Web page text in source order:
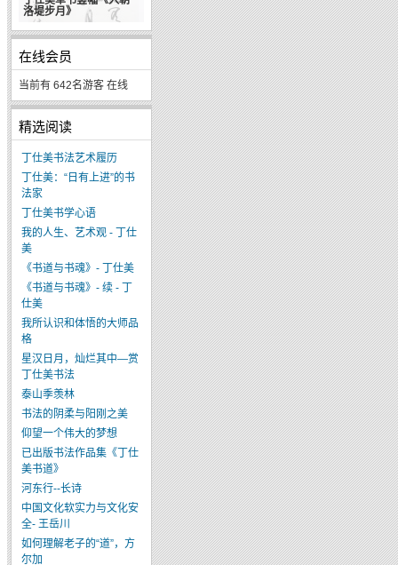
洛堤步月》
在线会员
当前有 642名游客 在线
精选阅读
丁仕美书法艺术履历
丁仕美：“日有上进”的书
法家
丁仕美书学心语
我的人生、艺术观 - 丁仕
美
《书道与书魂》- 丁仕美
《书道与书魂》- 续 - 丁
仕美
我所认识和体悟的大师品
格
星汉日月，灿烂其中—赏
丁仕美书法
泰山季羡林
书法的阴柔与阳刚之美
仰望一个伟大的梦想
已出版书法作品集《丁仕
美书道》
河东行--长诗
中国文化软实力与文化安
全- 王岳川
如何理解老子的“道”，方
尔加